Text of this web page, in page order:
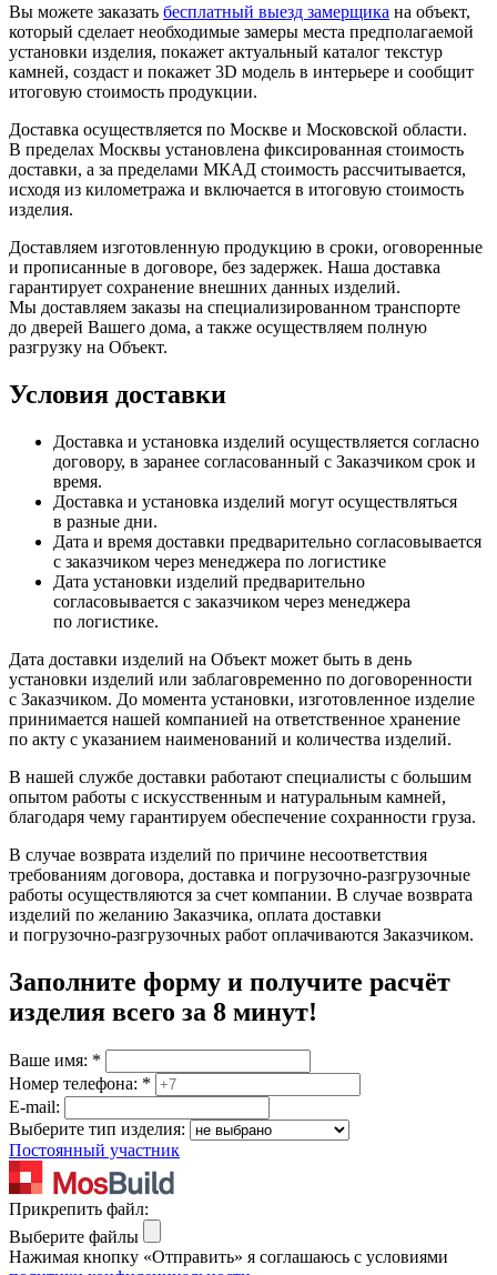
Вы можете заказать бесплатный выезд замерщика на объект,
который сделает необходимые замеры места предполагаемой
установки изделия, покажет актуальный каталог текстур
камней, создаст и покажет 3D модель в интерьере и сообщит
итоговую стоимость продукции.
Доставка осуществляется по Москве и Московской области.
В пределах Москвы установлена фиксированная стоимость
доставки, а за пределами МКАД стоимость рассчитывается,
исходя из километража и включается в итоговую стоимость
изделия.
Доставляем изготовленную продукцию в сроки, оговоренные
и прописанные в договоре, без задержек. Наша доставка
гарантирует сохранение внешних данных изделий.
Мы доставляем заказы на специализированном транспорте
до дверей Вашего дома, а также осуществляем полную
разгрузку на Объект.
Условия доставки
Доставка и установка изделий осуществляется согласно
договору, в заранее согласованный с Заказчиком срок и
время.
Доставка и установка изделий могут осуществляться
в разные дни.
Дата и время доставки предварительно согласовывается
с заказчиком через менеджера по логистике
Дата установки изделий предварительно
согласовывается с заказчиком через менеджера
по логистике.
Дата доставки изделий на Объект может быть в день
установки изделий или заблаговременно по договоренности
с Заказчиком. До момента установки, изготовленное изделие
принимается нашей компанией на ответственное хранение
по акту с указанием наименований и количества изделий.
В нашей службе доставки работают специалисты с большим
опытом работы с искусственным и натуральным камней,
благодаря чему гарантируем обеспечение сохранности груза.
В случае возврата изделий по причине несоответствия
требованиям договора, доставка и погрузочно-разгрузочные
работы осуществляются за счет компании. В случае возврата
изделий по желанию Заказчика, оплата доставки
и погрузочно-разгрузочных работ оплачиваются Заказчиком.
Заполните форму и получите расчёт
изделия всего за 8 минут!
Ваше имя: *
Номер телефона: *
E-mail:
Выберите тип изделия:
Постоянный участник
Прикрепить файл:
Выберите файлы
Нажимая кнопку «Отправить» я соглашаюсь с условиями